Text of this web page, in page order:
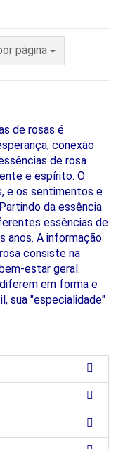
página
de rosas é
conexão
de rosa
e espírito. O
e os sentimentos e
da essência
essências de
anos. A informação
consiste na
estar geral.
em forma e
sua "especialidade"